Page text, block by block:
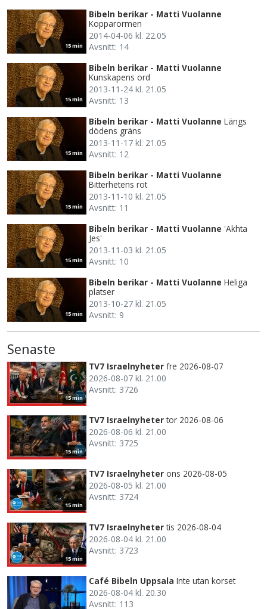
15 min
Bibeln berikar - Matti Vuolanne
Kopparormen
2014-04-06 kl. 22.05
Avsnitt: 14
15 min
Bibeln berikar - Matti Vuolanne
Kunskapens ord
2013-11-24 kl. 21.05
Avsnitt: 13
15 min
Bibeln berikar - Matti Vuolanne Längs
dödens gräns
2013-11-17 kl. 21.05
Avsnitt: 12
15 min
Bibeln berikar - Matti Vuolanne
Bitterhetens rot
2013-11-10 kl. 21.05
Avsnitt: 11
15 min
Bibeln berikar - Matti Vuolanne 'Akhta
Jes'
2013-11-03 kl. 21.05
Avsnitt: 10
15 min
Bibeln berikar - Matti Vuolanne Heliga
platser
2013-10-27 kl. 21.05
Avsnitt: 9
Senaste
15 min
TV7 Israelnyheter fre 2026-08-07
2026-08-07 kl. 21.00
Avsnitt: 3726
15 min
TV7 Israelnyheter tor 2026-08-06
2026-08-06 kl. 21.00
Avsnitt: 3725
15 min
TV7 Israelnyheter ons 2026-08-05
2026-08-05 kl. 21.00
Avsnitt: 3724
15 min
TV7 Israelnyheter tis 2026-08-04
2026-08-04 kl. 21.00
Avsnitt: 3723
Café Bibeln Uppsala Inte utan korset
2026-08-04 kl. 20.30
Avsnitt: 113